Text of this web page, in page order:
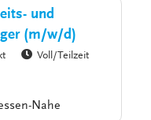
und
(m/w/d)
Voll/Teilzeit
Nahe